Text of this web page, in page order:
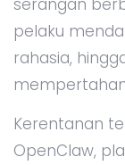
serangan
pelaku
rahasia,
Kerentanan
OpenClaw,